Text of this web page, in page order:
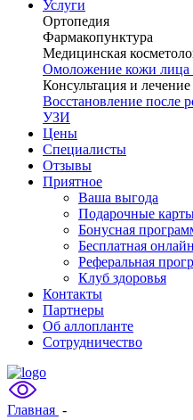
Услуги
Ортопедия
Фармакопунктура
Медицинская
Омоложение кожи лица
Консультация и лечение
Восстановление после
УЗИ
Цены
Специалисты
Отзывы
Приятное
Ваша выгода
Подарочные
Бонусная
Бесплатная
Реферальная
Клуб здоровья
Контакты
Партнеры
Об аллопланте
Сотрудничество
Главная -